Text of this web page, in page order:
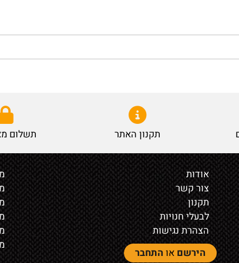
תקנון האתר תשלום
אודות
צור קשר
תקנון
לבעלי חנויות